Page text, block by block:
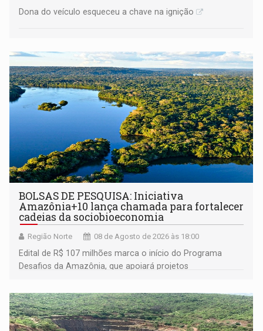
Dona do veículo esqueceu a chave na ignição
BOLSAS DE PESQUISA: Iniciativa
Amazônia+10 lança chamada para fortalecer
cadeias da sociobioeconomia
Região Norte 08 de Agosto de 2026 às 18:00
Edital de R$ 107 milhões marca o início do Programa
Desafios da Amazônia, que apoiará projetos
submissão de pré-propostas poderá ser feita até 1º de
setembro